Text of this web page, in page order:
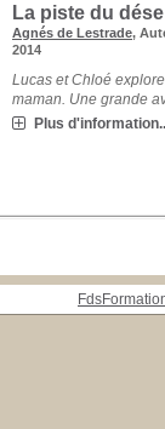
La piste du
Agnés de Lestrade,
2014
Lucas et Chloé
maman. Une grande
Plus